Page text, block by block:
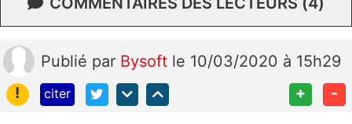
Publié par Bysoft le 10/03/2020 à 15h29
!
citer + -